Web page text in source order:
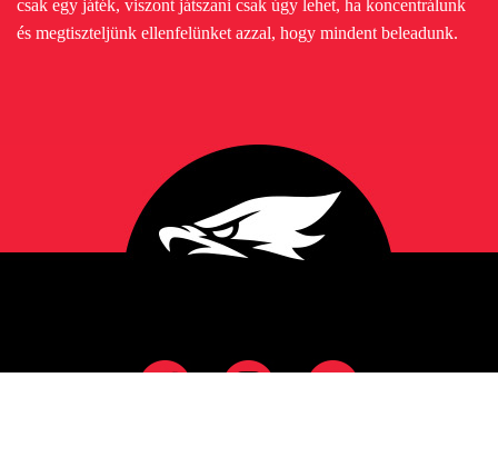
csak egy játék, viszont játszani csak úgy lehet, ha koncentrálunk
és megtiszteljünk ellenfelünket azzal, hogy mindent beleadunk.